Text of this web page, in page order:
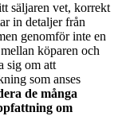
säljaren vet, korrekt
in detaljer från
genomför inte en
köparen och
sig om att
som anses
de många
om